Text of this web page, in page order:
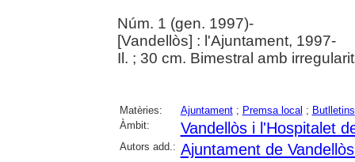
Núm. 1 (gen. 1997)-
[Vandellòs] : l'Ajuntament, 1997-
Il. ; 30 cm. Bimestral amb
Matèries: Ajuntament; Premsa local ; Butlletins
Àmbit:
Vandellòs i l'Hospitalet
Autors add.: Ajuntament de